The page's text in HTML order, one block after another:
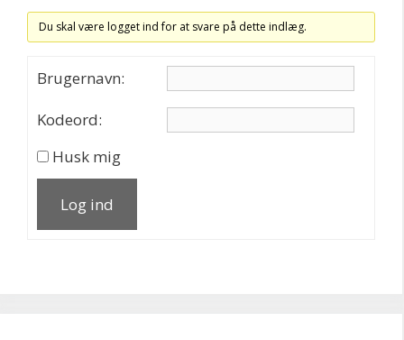
Du skal være logget ind for at svare på dette indlæg.
Brugernavn:
Kodeord:
Husk mig
Log ind